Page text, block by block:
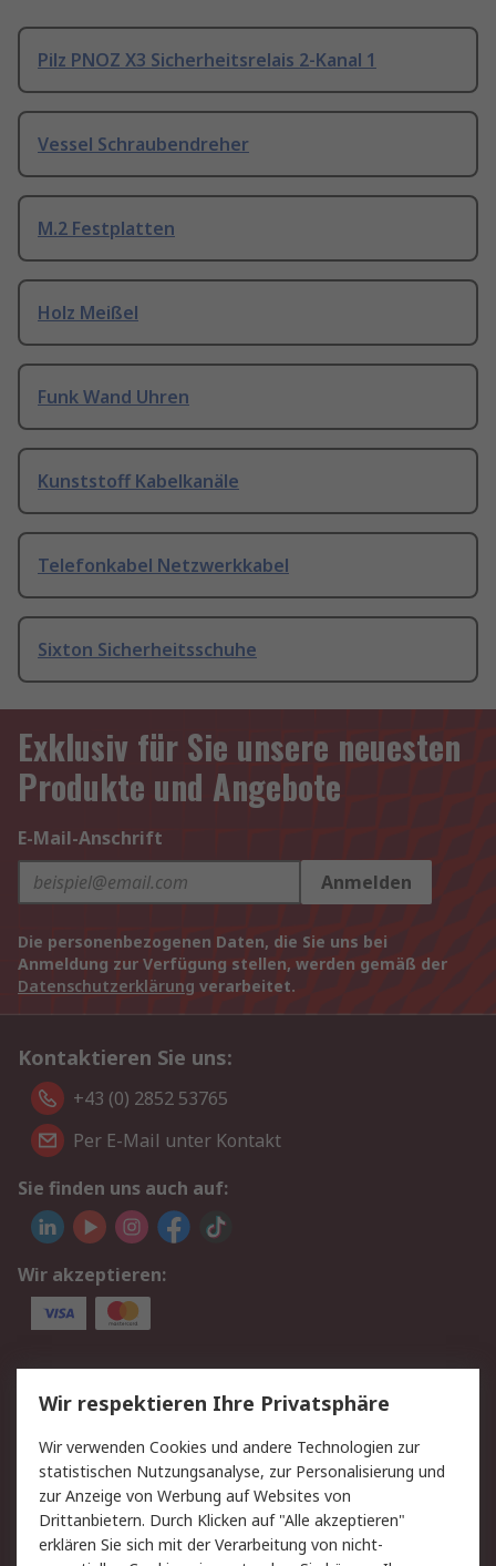
Pilz PNOZ X3 Sicherheitsrelais 2-Kanal 1
Vessel Schraubendreher
M.2 Festplatten
Holz Meißel
Funk Wand Uhren
Kunststoff Kabelkanäle
Telefonkabel Netzwerkkabel
Sixton Sicherheitsschuhe
Exklusiv für Sie unsere neuesten
Produkte und Angebote
E-Mail-Anschrift
Anmelden
Die personenbezogenen Daten, die Sie uns bei
Anmeldung zur Verfügung stellen, werden gemäß der
Datenschutzerklärung verarbeitet.
Kontaktieren Sie uns:
+43 (0) 2852 53765
Per E-Mail unter Kontakt
Sie finden uns auch auf:
Wir akzeptieren:
Service
Value Added Services
Lieferlösungen
Rücksendung/Entsorgung Kontakt
Hilfe
Rechtliches
Wir respektieren Ihre Privatsphäre
Wir verwenden Cookies und andere Technologien zur
statistischen Nutzungsanalyse, zur Personalisierung und
zur Anzeige von Werbung auf Websites von
Drittanbietern. Durch Klicken auf "Alle akzeptieren"
erklären Sie sich mit der Verarbeitung von nicht-